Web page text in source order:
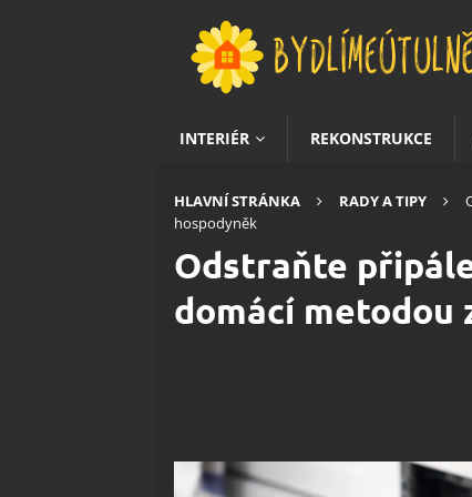
INTERIÉR REKONSTRUKCE
HLAVNÍ STRÁNKA RADY A TIPY
hospodyněk
Odstraňte
domácí metodou